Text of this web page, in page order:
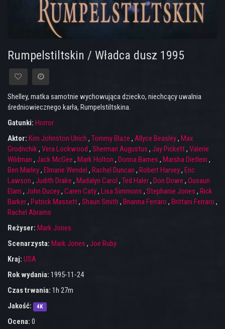
Rumpelstiltskin / Władca dusz 1995
Shelley, matka samotnie wychowująca dziecko, niechcący uwalnia
średniowiecznego karła, Rumpelstiltskina.
Gatunki: Horror
Aktor: Kim Johnston Ulrich , Tommy Blaze , Allyce Beasley, Max
Grodnchik, Vera Lockwood , Sherman Augustus , Jay Pickett, Valerie
Wildman , Jack McGee , Mark Holton , Donna Barnes , Marsha Dietlein ,
Ben Marley, Elmarie Wendel , Rachel Duncan , Robert Harvey, Eric
Lawson , Judith Drake , Madalyn Carol , Ted Haler, Don Dowe , Ousaun
Elam , John Ducey, Caren Caty, Lisa Simmons , Stephanie Jones , Rick
Barker, Patrick Massett, Shaun Smith , Brianna Ferraro , Brittani Ferraro ,
Rachel Abrams
Reżyser: Mark Jones
Scenarzysta: Mark Jones , Joe Ruby
Kraj: USA
Rok wydania: 1995-11-24
Czas trwania: 1h 27m
Jakość:
4K
Ocena: 0